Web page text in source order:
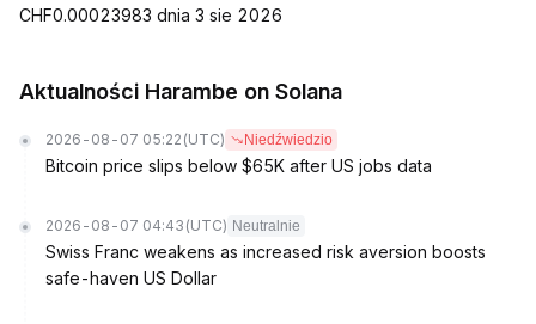
CHF0.00023983 dnia 3 sie 2026
Aktualności Harambe on Solana
2026-08-07 05:22 (UTC) Niedźwiedzio
Bitcoin price slips below $65K after US jobs data
2026-08-07 04:43 (UTC) Neutralnie
Swiss Franc weakens as increased risk aversion boosts
safe-haven US Dollar